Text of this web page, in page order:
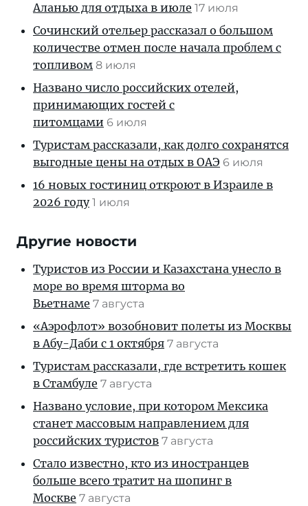
Аланью для отдыха в июле 17 июля
Сочинский отельер рассказал о большом
количестве отмен после начала проблем с
топливом 8 июля
Названо число российских отелей,
принимающих гостей с
питомцами 6 июля
Туристам рассказали, как долго сохранятся
выгодные цены на отдых в ОАЭ 6 июля
16 новых гостиниц откроют в Израиле в
2026 году 1 июля
Другие новости
Туристов из России и Казахстана унесло в
море во время шторма во
Вьетнаме 7 августа
«Аэрофлот» возобновит полеты из Москвы
в Абу-Даби с 1 октября 7 августа
Туристам рассказали, где встретить кошек
в Стамбуле 7 августа
Названо условие, при котором Мексика
станет массовым направлением для
российских туристов 7 августа
Стало известно, кто из иностранцев
больше всего тратит на шопинг в
Москве 7 августа